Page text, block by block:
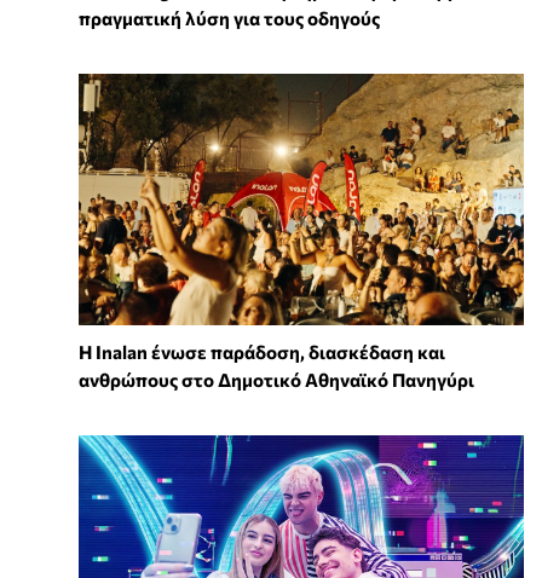
πραγματική λύση για τους οδηγούς
Η Inalan ένωσε παράδοση, διασκέδαση και
ανθρώπους στο Δημοτικό Αθηναϊκό Πανηγύρι